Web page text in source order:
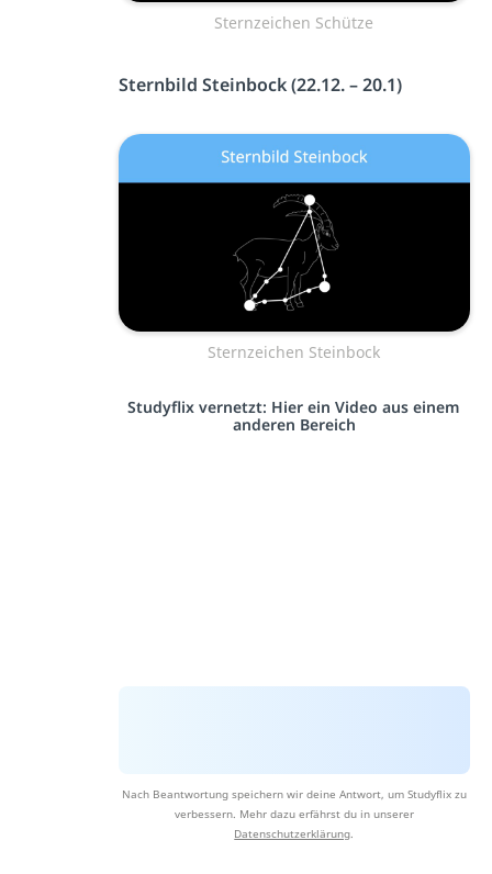
Sternzeichen Schütze
Sternbild Steinbock (22.12. – 20.1)
Sternzeichen Steinbock
Studyflix vernetzt: Hier ein Video aus einem
anderen Bereich
Nach Beantwortung speichern wir deine Antwort, um Studyflix zu
verbessern. Mehr dazu erfährst du in unserer
Datenschutzerklärung